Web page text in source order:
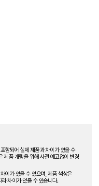
함되어 실제 제품과 차이가 있을 수
제품 개량을 위해 사전 예고없이 변경
이가 있을 수 있으며, 제품 색상은
차이가 있을 수 있습니다.